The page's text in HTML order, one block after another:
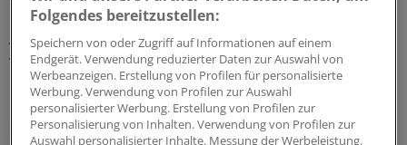
Krankenhausgesellschaft erstmals eine Evaluation der
ASV vorlegen - die Studie muss bis Ende März 2017
vorliegen.
Im laufenden Jahr wird der GBA weitere Beschlüsse zu
den Themen gynäkologische Tumore und zu pulmonaler
Folgendes bereitzustellen:
Speichern von oder Zugriff auf Informationen auf einem
Endgerät. Verwendung reduzierter Daten zur Auswahl von
Werbeanzeigen. Erstellung von Profilen für personalisierte
Werbung. Verwendung von Profilen zur Auswahl
personalisierter Werbung. Erstellung von Profilen zur
Personalisierung von Inhalten. Verwendung von Profilen zur
Auswahl personalisierter Inhalte. Messung der Werbeleistung.